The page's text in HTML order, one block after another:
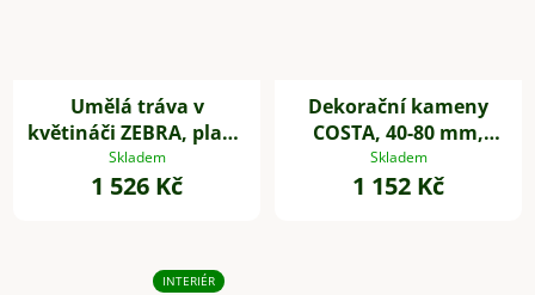
Umělá tráva v
květináči ZEBRA, plast,
výška 80 cm, zelená
Skladem
1 526 Kč
Dekorační kameny
COSTA, 40-80 mm,
plast, černá
Skladem
1 152 Kč
INTERIÉR